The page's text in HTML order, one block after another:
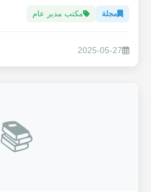
مجلة مكتب مدير عام
2025-05-27
📚